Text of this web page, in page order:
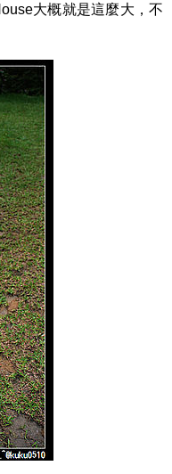
大概就是這麼大，不